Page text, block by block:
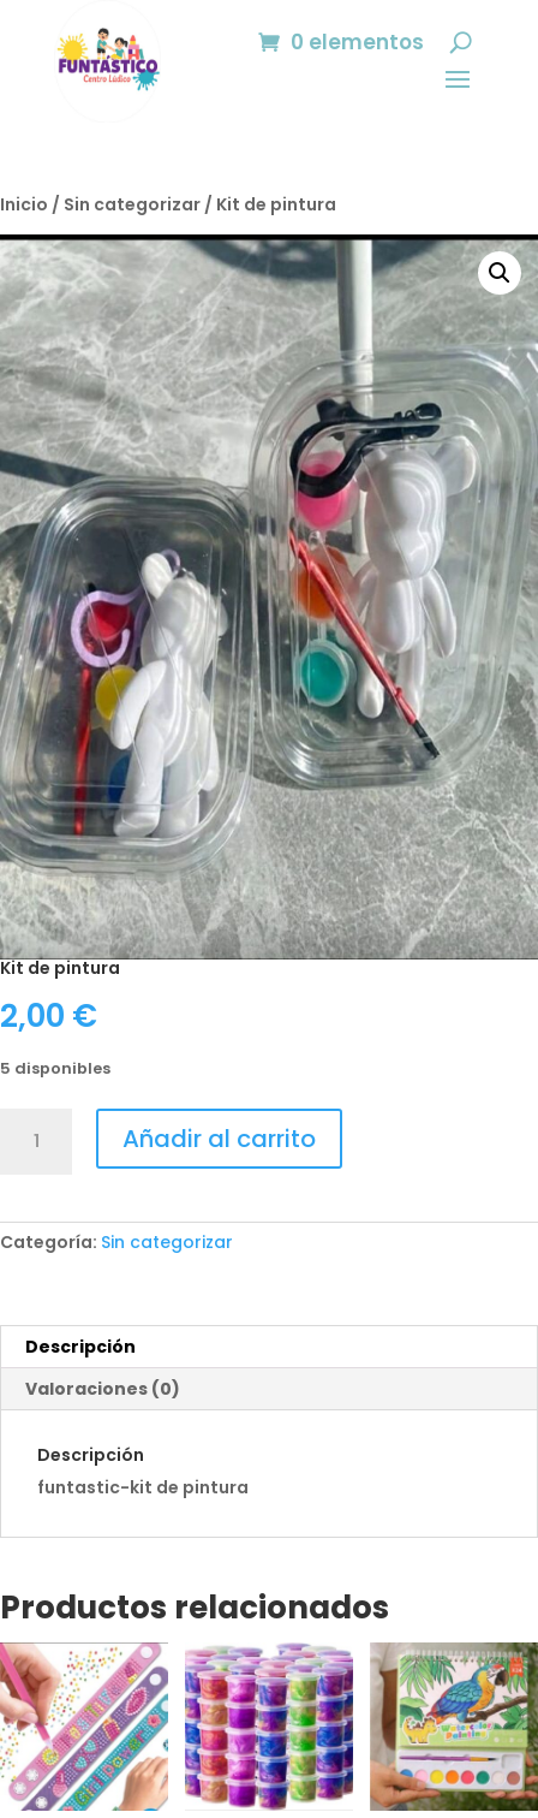
0 elementos
Inicio / Sin categorizar / Kit de pintura
Kit de pintura
2,00 €
5 disponibles
Añadir al carrito
Categoría: Sin categorizar
Descripción
Valoraciones (0)
Descripción
funtastic-kit de pintura
Productos relacionados